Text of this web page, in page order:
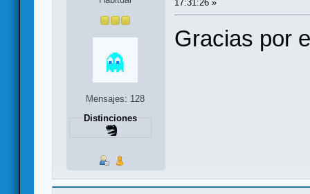
Mensajes: 128
Distinciones
17:31:26 »
Gracias por